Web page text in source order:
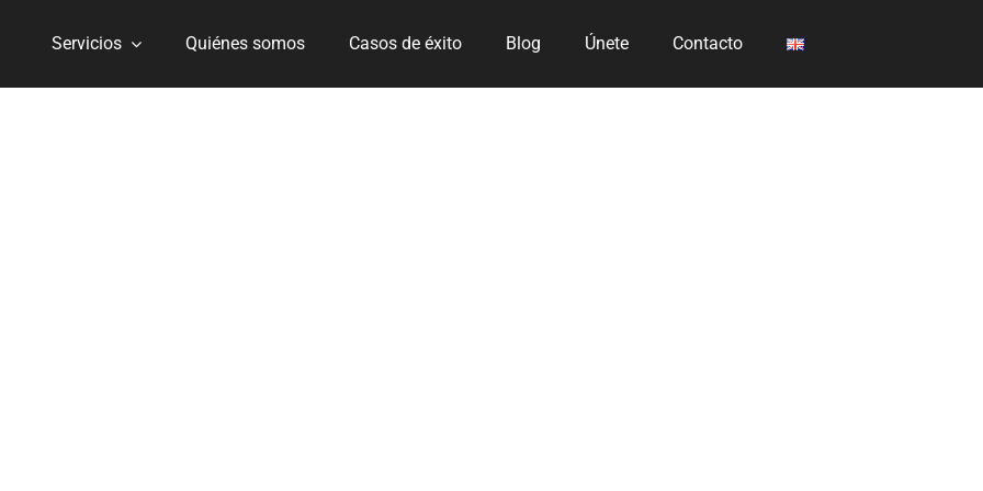
Servicios Quiénes somos Casos de éxito Blog Únete Contacto